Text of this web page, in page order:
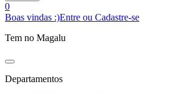
0
Boas vindas :)Entre ou Cadastre-se
Tem no Magalu
Departamentos